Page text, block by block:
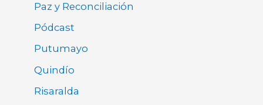
Paz y Reconciliación
Pódcast
Putumayo
Quindío
Risaralda